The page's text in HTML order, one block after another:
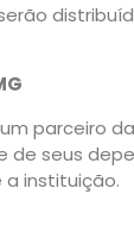
parceiro
de seus
a instituição.